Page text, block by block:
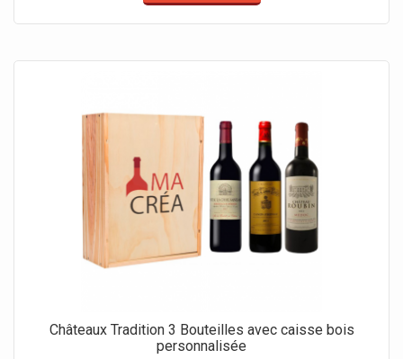
Châteaux Tradition 3 Bouteilles avec caisse bois
personnalisée